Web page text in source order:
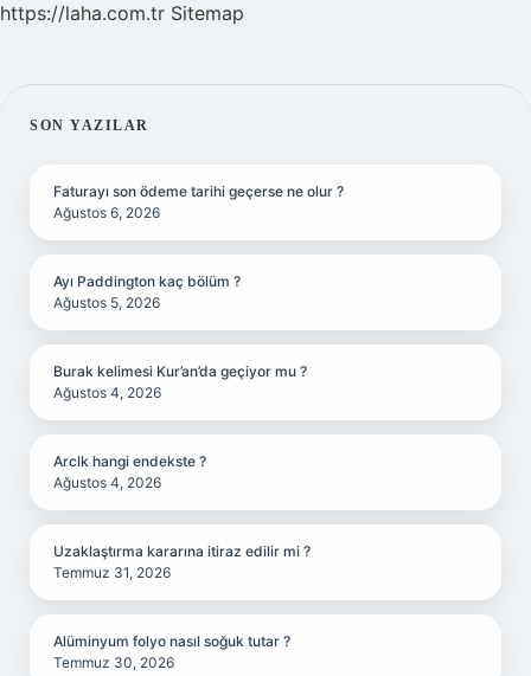
https://laha.com.tr Sitemap
SIDEBAR
SON YAZILAR
Faturayı son ödeme tarihi geçerse ne olur ?
Ağustos 6, 2026
Ayı Paddington kaç bölüm ?
Ağustos 5, 2026
Burak kelimesi Kur’an’da geçiyor mu ?
Ağustos 4, 2026
Arclk hangi endekste ?
Ağustos 4, 2026
Uzaklaştırma kararına itiraz edilir mi ?
Temmuz 31, 2026
Alüminyum folyo nasıl soğuk tutar ?
Temmuz 30, 2026